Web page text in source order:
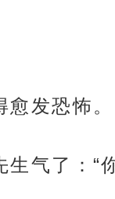
发恐怖。
气了：“